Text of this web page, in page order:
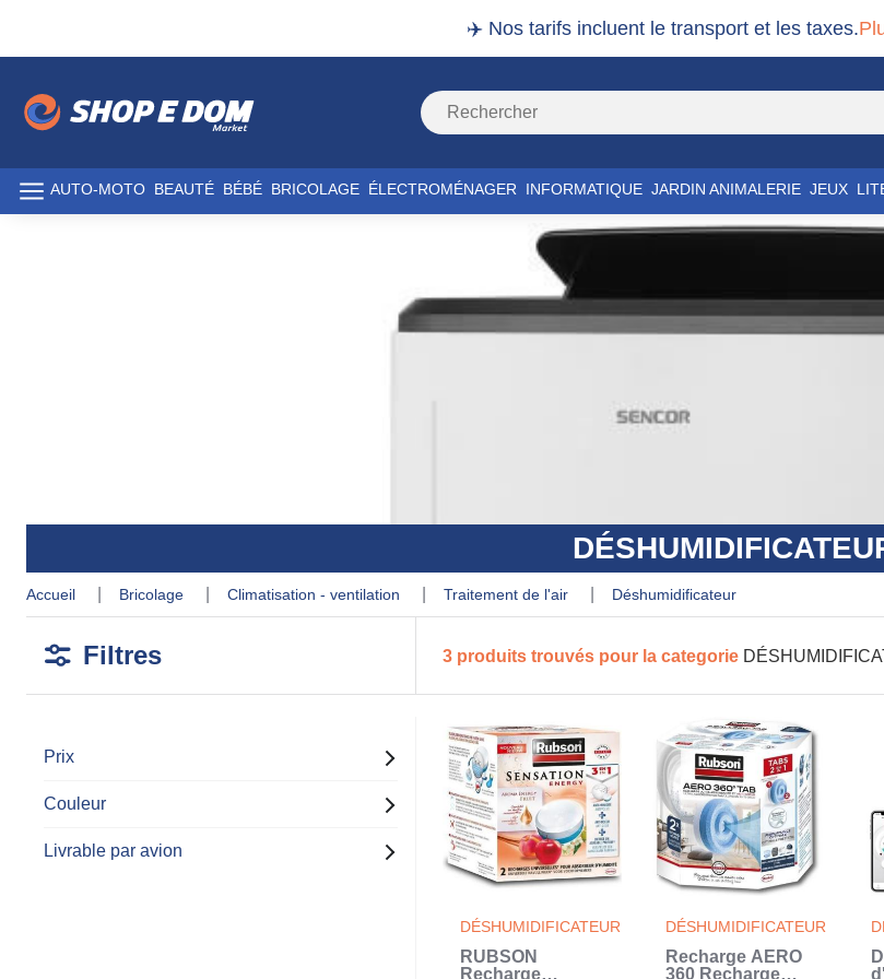
✈️ Nos tarifs incluent le transport et les taxes.
AUTO-MOTO BEAUTÉ BÉBÉ BRICOLAGE ÉLECTROMÉNAGER INFORMATIQUE JARDIN ANIMALERIE JEUX
accueil bricolage climatisation - ventilation traitement de l'air déshumidificateur
Filtres 3 produits trouvés pour la categorie
Prix
Couleur
Livrable par avion
DÉSHUMIDIFICATEUR
RUBSON
Recharge
DÉSHUMIDIFICATEUR
Recharge AERO
360 Recharge